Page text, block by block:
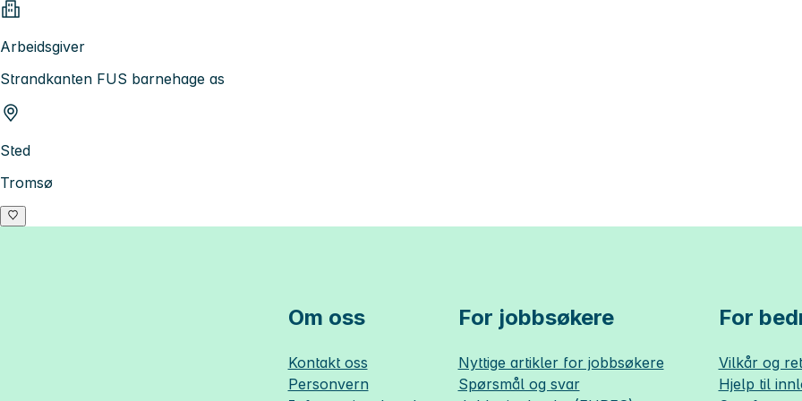
Arbeidsgiver
Strandkanten FUS barnehage as
Sted
Tromsø
Om oss
Kontakt oss
Personvern
For jobbsøkere
Nyttige artikler for jobbsøkere
Spørsmål og svar
For
Vilkår og
Hjelp til